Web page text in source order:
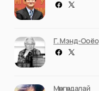
Г. Мэнд-Ооёо
Мөнгөндалай